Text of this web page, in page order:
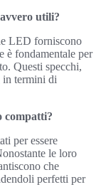
utili?
LED forniscono
è fondamentale per
Questi specchi,
in termini di
compatti?
per essere
le loro
che
perfetti per